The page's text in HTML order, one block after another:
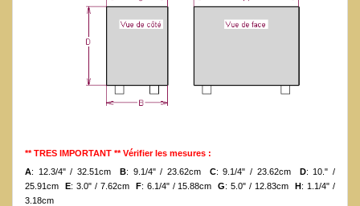
** TRES IMPORTANT ** Vérifier les mesures :
A: 12.3/4" / 32.51cm B: 9.1/4" / 23.62cm C: 9.1/4" / 23.62cm D: 10." /
25.91cm E: 3.0" / 7.62cm F: 6.1/4" / 15.88cmG: 5.0" / 12.83cmH: 1.1/4" /
3.18cm